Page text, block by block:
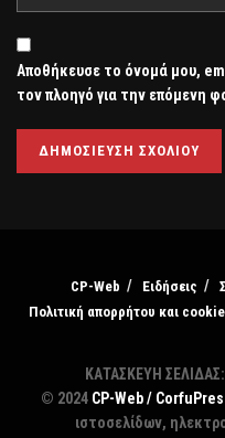
Αποθήκευσε το όνομά μου,
τον πλοηγό για την επόμενη
CP-Web Ειδήσεις
Πολιτική απορρήτου και
ΚΑΤΑΣΚΕΥΗ ΣΕΛΙΔΑΣ:
© 2024 CP-Web /
ιστοσελίδων,